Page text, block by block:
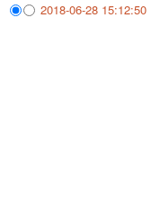
2018-06-28 15:12:50